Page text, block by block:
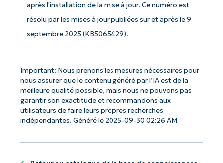
après l'installation de la mise à jour. Ce numéro est
résolu par les mises à jour publiées sur et après le 9
septembre 2025 (KB5065429).
Important: Nous prenons les mesures nécessaires pour
nous assurer que le contenu généré par l’IA est de la
meilleure qualité possible, mais nous ne pouvons pas
garantir son exactitude et recommandons aux
utilisateurs de faire leurs propres recherches
indépendantes. Généré le 2025-09-30 02:26 AM
First
and
last
email*